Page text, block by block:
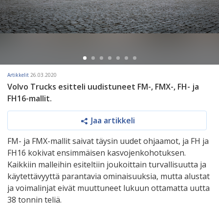
Artikkelit 26.03.2020
Volvo Trucks esitteli uudistuneet FM-, FMX-, FH- ja
FH16-mallit.
Jaa artikkeli
FM- ja FMX-mallit saivat täysin uudet ohjaamot, ja FH ja
FH16 kokivat ensimmäisen kasvojenkohotuksen.
Kaikkiin malleihin esiteltiin joukoittain turvallisuutta ja
käytettävyyttä parantavia ominaisuuksia, mutta alustat
ja voimalinjat eivät muuttuneet lukuun ottamatta uutta
38 tonnin teliä.